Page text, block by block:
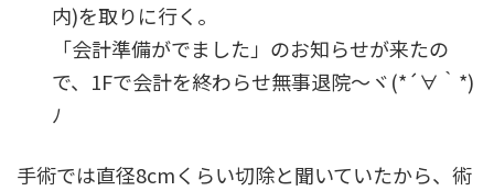
内)を取りに行く。
「会計準備がでました」のお知らせが来たの
で、1Fで会計を終わらせ無事退院～ヾ(*´∀｀*)
ﾉ
手術では直径8cmくらい切除と聞いていたから、術